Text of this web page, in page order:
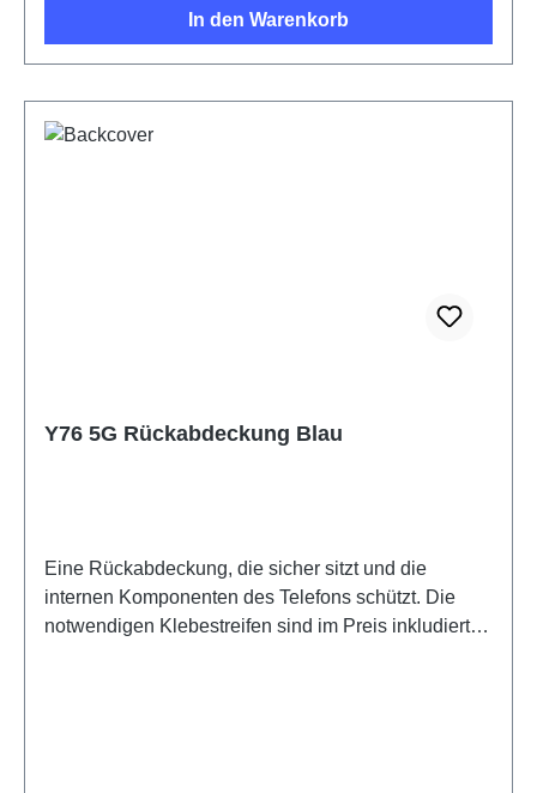
In den Warenkorb
Y76 5G Rückabdeckung Blau
Eine Rückabdeckung, die sicher sitzt und die
internen Komponenten des Telefons schützt. Die
notwendigen Klebestreifen sind im Preis inkludiert